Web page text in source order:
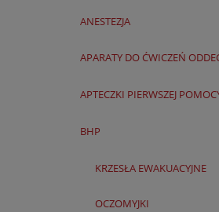
ANESTEZJA
APARATY DO ĆWICZEŃ
APTECZKI PIERWSZEJ
BHP
KRZESŁA EWAKUACYJNE
OCZOMYJKI